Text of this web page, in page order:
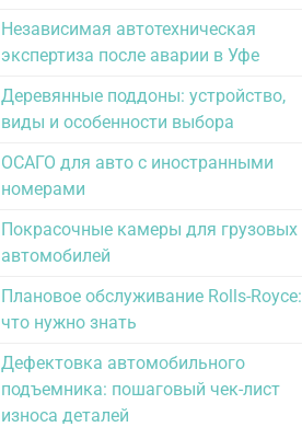
Независимая автотехническая
экспертиза после аварии в Уфе
Деревянные поддоны: устройство,
виды и особенности выбора
ОСАГО для авто с иностранными
номерами
Покрасочные камеры для грузовых
автомобилей
Плановое обслуживание Rolls-Royce:
что нужно знать
Дефектовка автомобильного
подъемника: пошаговый чек-лист
износа деталей